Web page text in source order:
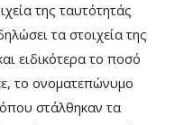
της ταυτότητάς
τα στοιχεία της
ειδικότερα το ποσό
το ονοματεπώνυμο
στάλθηκαν τα